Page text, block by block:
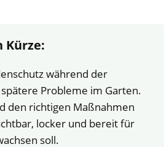
Kürze:
während der
Probleme im Garten.
den richtigen Maßnahmen
locker und bereit für
soll.